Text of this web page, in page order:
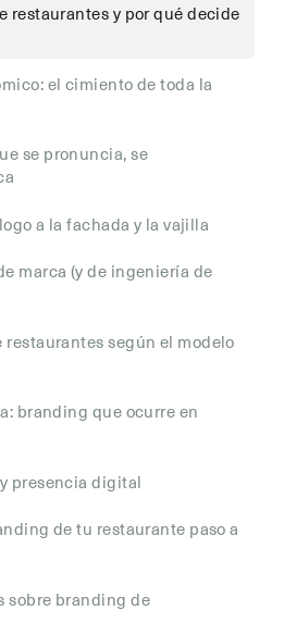
restaurantes y por qué decide
el cimiento de toda la
se pronuncia, se
a la fachada y la vajilla
marca (y de ingeniería de
según el modelo
branding que ocurre en
presencia digital
de tu restaurante paso a
sobre branding de